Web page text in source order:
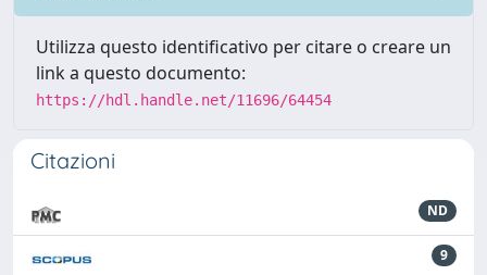
Utilizza questo identificativo per citare o creare un
link a questo documento:
https://hdl.handle.net/11696/64454
Citazioni
ND
9